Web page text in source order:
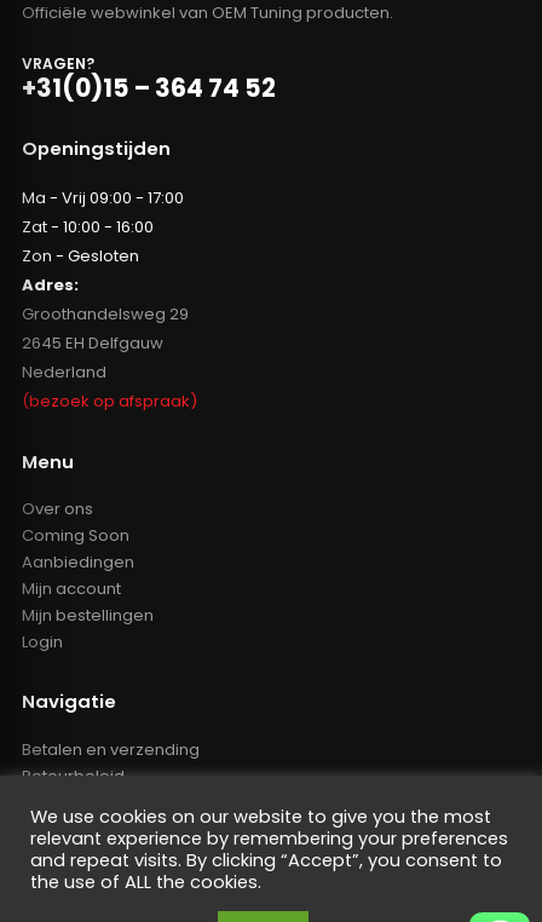
Officiële webwinkel van OEM Tuning producten.
VRAGEN?
+31(0)15 – 364 74 52
Openingstijden
Ma - Vrij 09:00 - 17:00
Zat - 10:00 - 16:00
Zon - Gesloten
Adres:
Groothandelsweg 29
2645 EH Delfgauw
Nederland
(bezoek op afspraak)
Menu
Over ons
Coming Soon
Aanbiedingen
Mijn account
Mijn bestellingen
Login
Navigatie
Betalen en verzending
Retourbeleid
Algemene voorwaarden
Resellers inlog
Reseller worden
We use cookies on our website to give you the most
relevant experience by remembering your preferences
and repeat visits. By clicking “Accept”, you consent to
the use of ALL the cookies.